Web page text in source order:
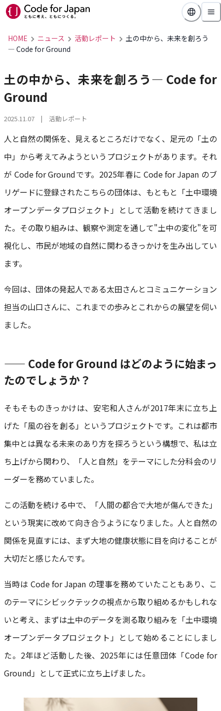
HOME ニュース 活動レポート
土の中から、未来を創ろう
― Code for Ground
土の中から、未来を創ろう― Code for
Ground
2025.11.07 | 活動レポート
人と自然の関係を、見えるところだけでなく、足元の「土の
中」から考えてみようというプロジェクトがあります。それ
が Code for Groundです。2025年春に Code for Japan のブ
リゲードに登録されたこちらの団体は、もともと「土中環境
オープンデータプロジェクト」として活動を続けてきまし
た。その取り組みは、観察や測定を通して"土中の変化"を可
視化し、市民が地域の自然に関わるきっかけを生み出してい
ます。
今回は、団体の発起人である太田さんとコミュニケーション
担当の山口さんに、これまでの歩みとこれからの展望を伺い
ました。
—— Code for Ground はどのように始まっ
たのでしょうか？
そもそものきっかけは、安宅和人さんが2017年末に立ち上
げた「風の谷を創る」というプロジェクトです。これは都市
集中とは異なる未来のあり方を探ろうという構想で、私は立
ち上げから関わり、「人と自然」をテーマにした分科会のリ
ーダーを務めていました。
この活動を続ける中で、「人間の都合で大地が傷んできた」
という現実に改めて向き合うようになりました。人と自然の
関係を見直すには、まず大地の健康状態に目を向けることが
大切だと感じたんです。
当時は Code for Japan の理事を務めていたこともあり、こ
のテーマにシビックテックの視点から取り組めるかもしれな
いと考え、まずは土中のデータを測る取り組みを「土中環境
オープンデータプロジェクト」として始めることにしまし
た。2年ほど活動した後、2025年には任意団体「Code for
Ground」として正式に立ち上げました。